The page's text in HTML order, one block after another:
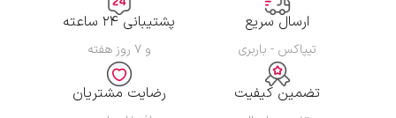
ارسال سریع
تیپاکس - باربری
پشتیبانی ۲۴ ساعته
و ۷ روز هفته
تضمین کیفیت رضایت مشتریان